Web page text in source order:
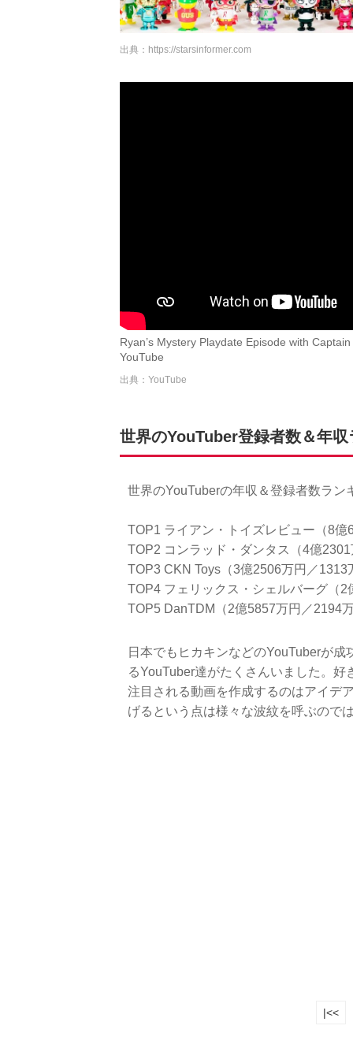
出典： https://starsinformer.com
Ryan’s Mystery Playdate Episode with
YouTube
出典：YouTube
世界のYouTuber登録者数＆年
世界のYouTuberの年収＆登録者数ラ
TOP1 ライアン・トイズレビュー（8
TOP2 コンラッド・ダンタス（4億
TOP3 CKN Toys（3億2506万円／1313
TOP4 フェリックス・シェルバーグ（
TOP5 DanTDM（2億5857万円／2194
日本でもヒカキンなどのYouTuberが
るYouTuber達がたくさんいました。
注目される動画を作成するのはアイデ
げるという点は様々な波紋を呼ぶので
|<<